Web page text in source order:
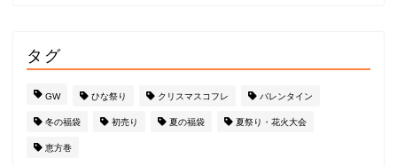
タグ
GW ひな祭り クリスマスコフレ バレンタイン
冬の福袋 初売り 夏の福袋 夏祭り・花火大会
恵方巻